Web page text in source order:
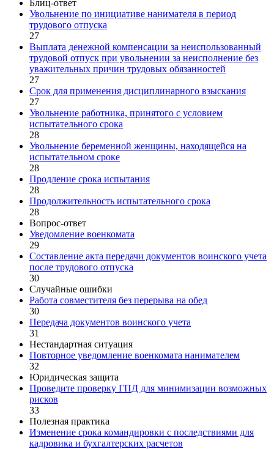
Блиц-ответ
Увольнение по инициативе нанимателя в период
трудового отпуска
27
Выплата денежной компенсации за неиспользованный
трудовой отпуск при увольнении за неисполнение без
уважительных причин трудовых обязанностей
27
Срок для применения дисциплинарного взыскания
27
Увольнение работника, принятого с условием
испытательного срока
28
Увольнение беременной женщины, находящейся на
испытательном сроке
28
Продление срока испытания
28
Продолжительность испытательного срока
28
Вопрос-ответ
Уведомление военкомата
29
Составление акта передачи документов воинского учета
после трудового отпуска
30
Случайные ошибки
Работа совместителя без перерыва на обед
30
Передача документов воинского учета
31
Нестандартная ситуация
Повторное уведомление военкомата нанимателем
32
Юридическая защита
Проведите проверку ГПД для минимизации возможных
рисков
33
Полезная практика
Изменение срока командировки с последствиями для
кадровика и бухгалтерских расчетов